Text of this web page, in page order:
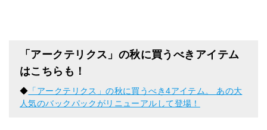
「アークテリクス」の秋に買うべきアイテム
はこちらも！
◆ 「アークテリクス」の秋に買うべき4アイテム。 あの大
人気のバックパックがリニューアルして登場！